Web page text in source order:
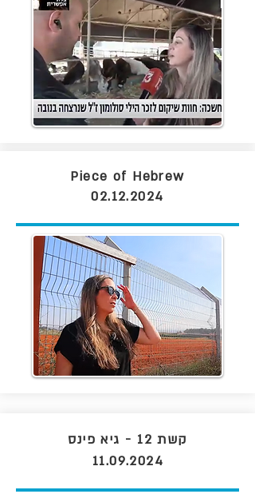
Piece of Hebrew
02.12.2024
קשת 12 - גיא פינס
11.09.2024